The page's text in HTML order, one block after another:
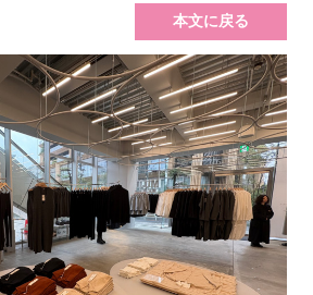
本文に戻る